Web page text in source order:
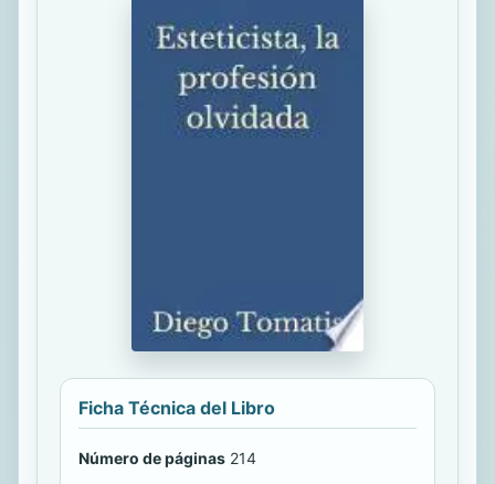
Ficha Técnica del Libro
Número de páginas 214